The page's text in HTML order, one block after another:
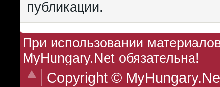
публикации.
При использовании
MyHungary.Net обязательна!
Copyright ©